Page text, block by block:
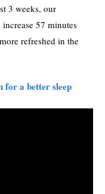
3 weeks, our
57 minutes
refreshed in the
for a better sleep